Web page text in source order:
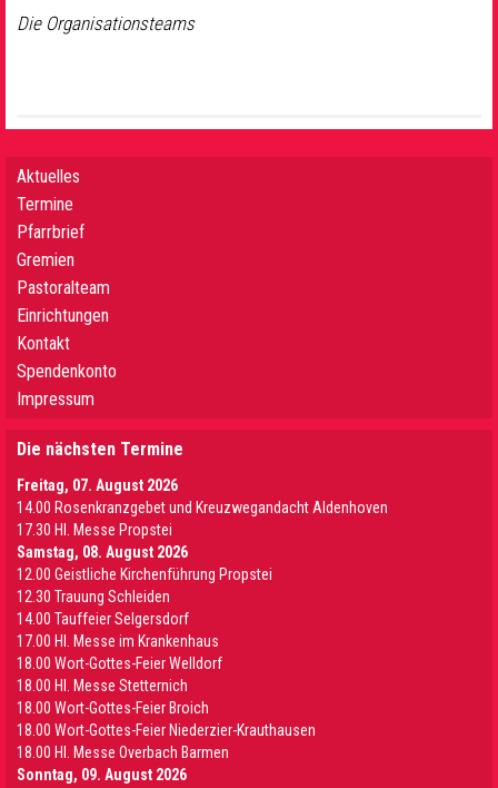
Die Organisationsteams
Aktuelles
Termine
Pfarrbrief
Gremien
Pastoralteam
Einrichtungen
Kontakt
Spendenkonto
Impressum
Die nächsten Termine
Freitag, 07. August 2026
14.00 Rosenkranzgebet und Kreuzwegandacht Aldenhoven
17.30 Hl. Messe Propstei
Samstag, 08. August 2026
12.00 Geistliche Kirchenführung Propstei
12.30 Trauung Schleiden
14.00 Tauffeier Selgersdorf
17.00 Hl. Messe im Krankenhaus
18.00 Wort-Gottes-Feier Welldorf
18.00 Hl. Messe Stetternich
18.00 Wort-Gottes-Feier Broich
18.00 Wort-Gottes-Feier Niederzier-Krauthausen
18.00 Hl. Messe Overbach Barmen
Sonntag, 09. August 2026